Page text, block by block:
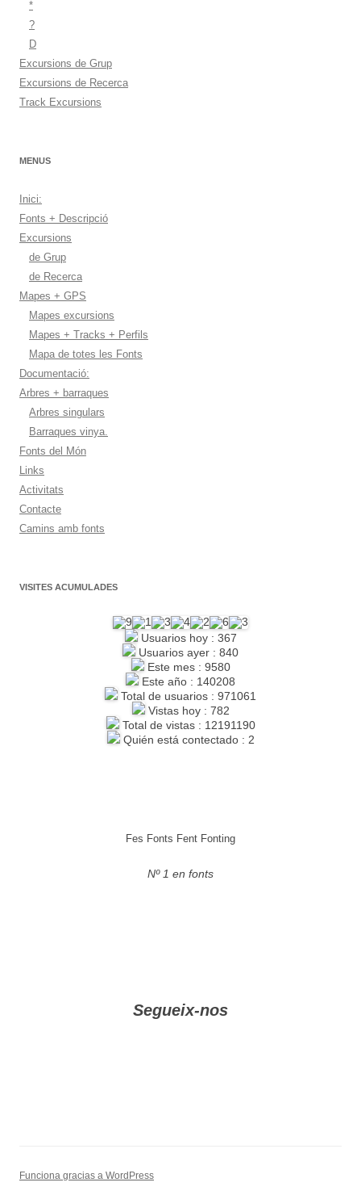
*
?
D
Excursions de Grup
Excursions de Recerca
Track Excursions
MENUS
Inici:
Fonts + Descripció
Excursions
de Grup
de Recerca
Mapes + GPS
Mapes excursions
Mapes + Tracks + Perfils
Mapa de totes les Fonts
Documentació:
Arbres + barraques
Arbres singulars
Barraques vinya.
Fonts del Món
Links
Activitats
Contacte
Camins amb fonts
VISITES ACUMULADES
Usuarios hoy : 367
Usuarios ayer : 840
Este mes : 9580
Este año : 140208
Total de usuarios : 971061
Vistas hoy : 782
Total de vistas : 12191190
Quién está contectado : 2
Fes Fonts Fent Fonting
Nº 1 en fonts
Segueix-nos
Funciona gracias a WordPress